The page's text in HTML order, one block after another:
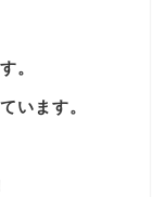
。
います。